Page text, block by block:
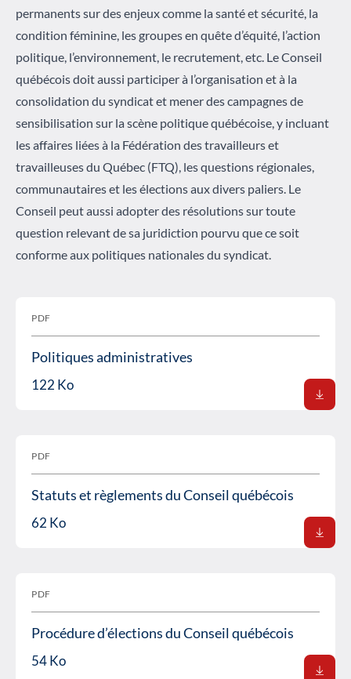
permanents sur des enjeux comme la santé et sécurité, la
condition féminine, les groupes en quête d’équité, l’action
politique, l’environnement, le recrutement, etc. Le Conseil
québécois doit aussi participer à l’organisation et à la
consolidation du syndicat et mener des campagnes de
sensibilisation sur la scène politique québécoise, y incluant
les affaires liées à la Fédération des travailleurs et
travailleuses du Québec (FTQ), les questions régionales,
communautaires et les élections aux divers paliers. Le
Conseil peut aussi adopter des résolutions sur toute
question relevant de sa juridiction pourvu que ce soit
conforme aux politiques nationales du syndicat.
PDF
Politiques administratives
122 Ko
PDF
Statuts et règlements du Conseil québécois
62 Ko
PDF
Procédure d’élections du Conseil québécois
54 Ko